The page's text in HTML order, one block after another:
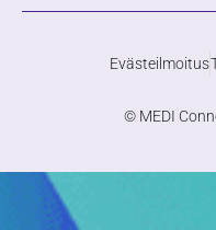
Evästeilmoitus
© MEDI